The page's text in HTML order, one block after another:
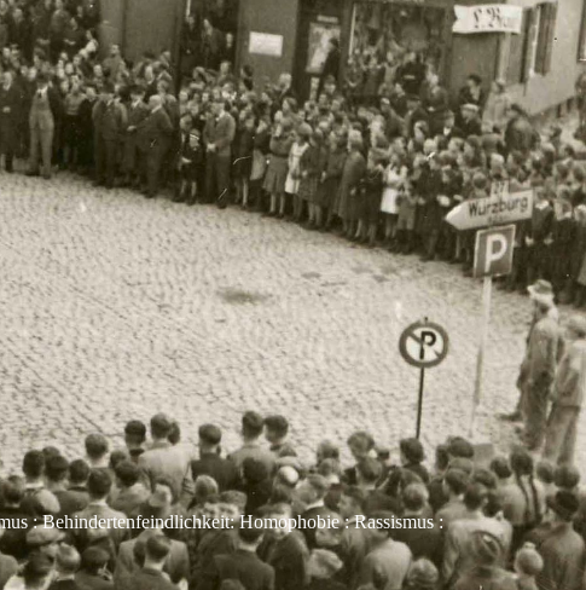
: Behindertenfeindlichkeit: Homophobie : Rassismus :